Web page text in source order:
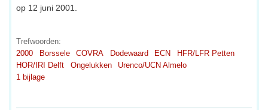
op 12 juni 2001.
Trefwoorden:
2000
Borssele COVRA Dodewaard ECN
HFR/LFR Petten
HOR/IRI Delft
Ongelukken
Urenco/UCN Almelo
1 bijlage